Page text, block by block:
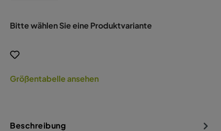
Bitte wählen Sie eine Produktvariante
Größentabelle ansehen
Beschreibung